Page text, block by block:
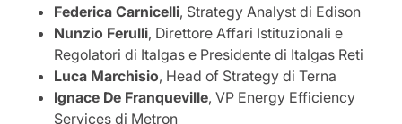
Federica Carnicelli, Strategy Analyst di Edison
Nunzio Ferulli, Direttore Affari Istituzionali e
Regolatori di Italgas e Presidente di Italgas Reti
Luca Marchisio, Head of Strategy di Terna
Ignace De Franqueville, VP Energy Efficiency
Services di Metron